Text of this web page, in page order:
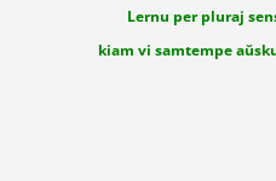
Lernu per pluraj
kiam vi samtempe